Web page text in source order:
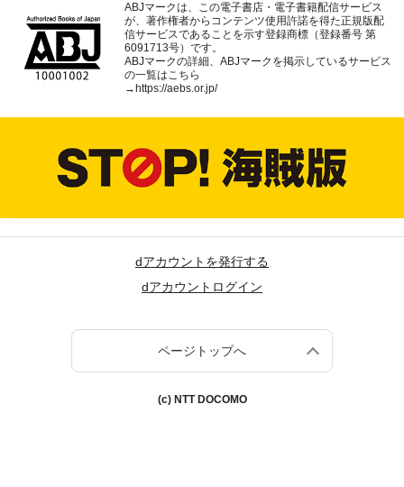
ABJマークは、この電子書店・電子書籍配信サービス
が、著作権者からコンテンツ使用許諾を得た正規版配
信サービスであることを示す登録商標（登録番号 第
6091713号）です。
ABJマークの詳細、ABJマークを掲示しているサービス
の一覧はこちら
→ https://aebs.or.jp/
dアカウントを発行する
dアカウントログイン
ページトップへ
(c) NTT DOCOMO